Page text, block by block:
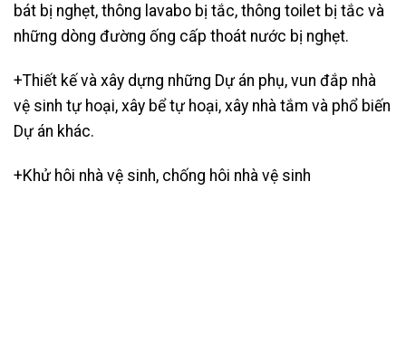
bát bị nghẹt, thông lavabo bị tắc, thông toilet bị tắc và
những dòng đường ống cấp thoát nước bị nghẹt.
+Thiết kế và xây dựng những Dự án phụ, vun đắp nhà
vệ sinh tự hoại, xây bể tự hoại, xây nhà tắm và phổ biến
Dự án khác.
+Khử hôi nhà vệ sinh, chống hôi nhà vệ sinh